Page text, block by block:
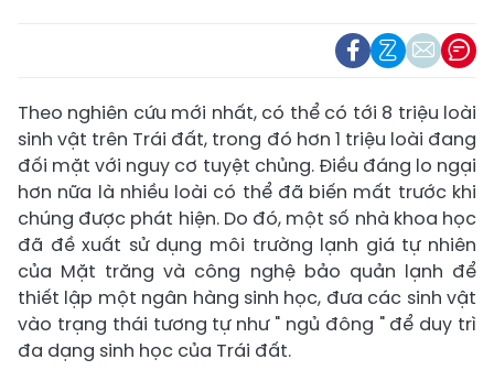
Theo nghiên cứu mới nhất, có thể có tới 8 triệu loài
sinh vật trên Trái đất, trong đó hơn 1 triệu loài đang
đối mặt với nguy cơ tuyệt chủng. Điều đáng lo ngại
hơn nữa là nhiều loài có thể đã biến mất trước khi
chúng được phát hiện. Do đó, một số nhà khoa học
đã đề xuất sử dụng môi trường lạnh giá tự nhiên
của Mặt trăng và công nghệ bảo quản lạnh để
thiết lập một ngân hàng sinh học, đưa các sinh vật
vào trạng thái tương tự như " ngủ đông " để duy trì
đa dạng sinh học của Trái đất.